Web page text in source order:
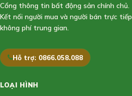
Cổng thông tin bất động sản chính chủ.
Kết nối người mua và người bán trực tiếp,
không phí trung gian.
Hỗ trợ: 0866.058.088
LOẠI HÌNH